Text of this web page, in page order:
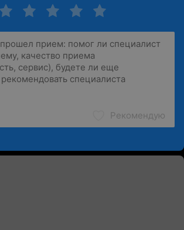
Рекомендую